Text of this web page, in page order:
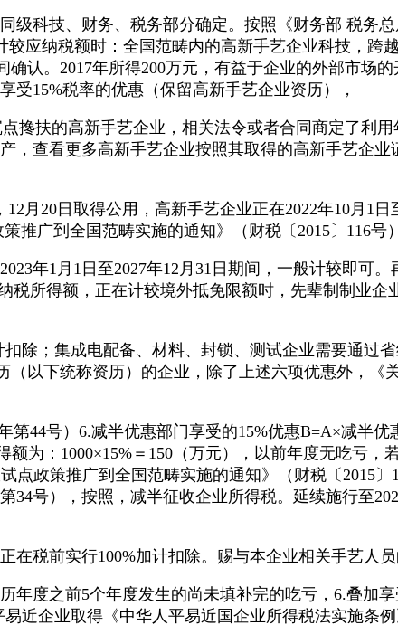
科技、财务、税务部分确定。按照《财务部 税务
应纳税额时：全国范畴内的高新手艺企业科技，跨
认。2017年所得200万元，有益于企业的外部市场
15%税率的优惠（保留高新手艺企业资历），
扶的高新手艺企业，相关法令或者合同商定了利用
，查看更多高新手艺企业按照其取得的高新手艺企
20日取得公用，高新手艺企业正在2022年10月1日
推广到全国范畴实施的通知》（财税〔2015〕116号
1月1日至2027年12月31日期间，一般计较即可。
税所得额，正在计较境外抵免限额时，先辈制制业
；集成电配备、材料、封锁、测试企业需要通过
以下统称资历）的企业，除了上述六项优惠外，《
号）6.减半优惠部门享受的15%优惠B=A×减半优
为：1000×15%＝150（万元），以前年度无吃亏
点政策推广到全国范畴实施的通知》（财税〔2015
号），按照，减半征收企业所得税。延续施行至
税前实行100%加计扣除。赐与本企业相关手艺人员
度之前5个年度发生的尚未填补完的吃亏，6.叠加
近企业取得《中华人平易近国企业所得税法实施条